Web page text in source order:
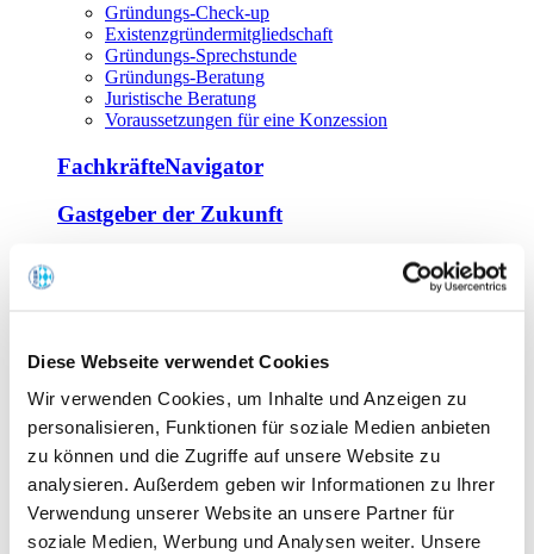
Diese Webseite verwendet Cookies
Wir verwenden Cookies, um Inhalte und Anzeigen zu
personalisieren, Funktionen für soziale Medien anbieten
zu können und die Zugriffe auf unsere Website zu
analysieren. Außerdem geben wir Informationen zu Ihrer
Verwendung unserer Website an unsere Partner für
soziale Medien, Werbung und Analysen weiter. Unsere
Gründungs-Check-up
Existenzgründermitgliedschaft
Gründungs-Sprechstunde
Gründungs-Beratung
Juristische Beratung
Voraussetzungen für eine Konzession
FachkräfteNavigator
Gastgeber der Zukunft
Offene Seminare
Tagen im Palais
Wirte-und Unternehmerbrief
Lernplattform BOUNTI
Partner
Branchennahe Organisationen